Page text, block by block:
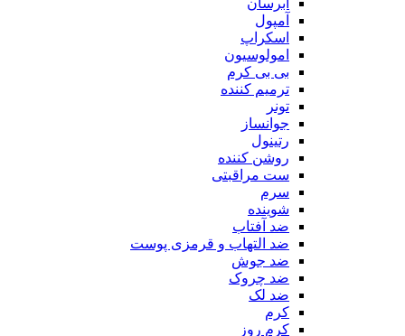
آبرسان
آمپول
اسکراپ
امولوسیون
بی بی کرم
ترمیم کننده
تونر
جوانساز
رتینول
روشن کننده
ست مراقبتی
سرم
شوینده
ضد آفتاب
ضد التهاب و قرمزی پوست
‌ضد جوش
ضد چروک
ضد لک
کرم
کرم روز